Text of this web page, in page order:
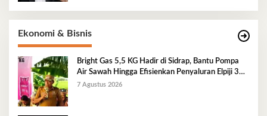
Ekonomi & Bisnis
Bright Gas 5,5 KG Hadir di Sidrap, Bantu Pompa
Air Sawah Hingga Efisienkan Penyaluran Elpiji 3
Kg
7 Agustus 2026